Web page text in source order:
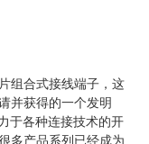
组合式接线端子，这
并获得的一个发明
于各种连接技术的开
多产品系列已经成为